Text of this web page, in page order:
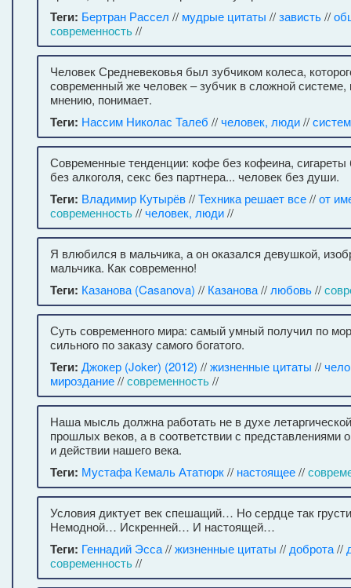
Теги: Бертран Рассел // мудрые цитаты //зависть//
современность//
Человек Средневековья был зубчиком колеса,
современный же человек – зубчик в сложной системе,
мнению, понимает.
Теги: Нассим Николас Талеб //человек, люди//
Современные тенденции: кофе без кофеина, сигареты
без алкоголя, секс без партнера... человек без души.
Теги: Владимир Кутырёв//Техника решает все//от
современность//человек, люди//
Я влюбился в мальчика, а он оказался девушкой,
мальчика. Как современно!
Теги: Казанова (Casanova) // Казанова// любовь//
Суть современного мира: самый умный получил по
сильного по заказу самого богатого.
Теги: Джокер (Joker) (2012) //жизненные цитаты //
мироздание//современность//
Наша мысль должна работать не в духе
прошлых веков, а в соответствии с представлениями
и действии нашего века.
Теги: Мустафа Кемаль Ататюрк// настоящее//
Условия диктует век спешащий… Но сердце так
Немодной… Искренней… И настоящей…
Теги: Геннадий Эсса//жизненные цитаты // доброта//
современность//